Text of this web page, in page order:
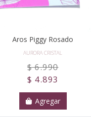
Aros Piggy Rosado
AURORA CRISTAL
$ 6.990
$ 4.893
Agregar